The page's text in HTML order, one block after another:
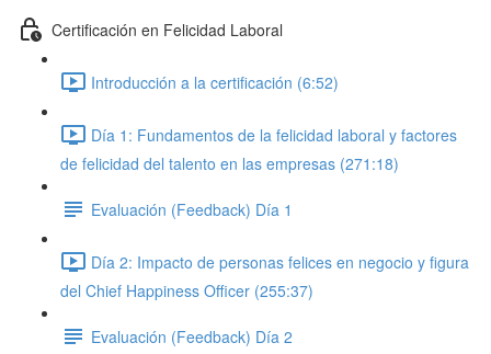
Certificación en Felicidad Laboral
Introducción a la certificación (6:52)
Día 1: Fundamentos de la felicidad laboral y factores
de felicidad del talento en las empresas (271:18)
Evaluación (Feedback) Día 1
Día 2: Impacto de personas felices en negocio y figura
del Chief Happiness Officer (255:37)
Evaluación (Feedback) Día 2